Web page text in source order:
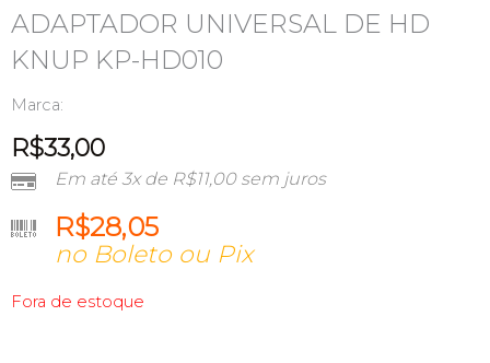
ADAPTADOR UNIVERSAL DE HD
KNUP KP-HD010
Marca:
R$33,00
Em até 3x de R$11,00sem juros
R$28,05
no Boleto ou Pix
Fora de estoque